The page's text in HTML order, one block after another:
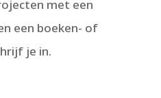
met een
een boeken- of
je in.